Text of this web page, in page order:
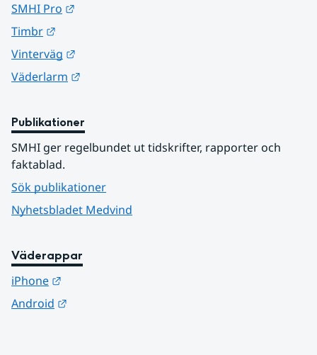
SMHI Pro
Timbr
Vinterväg
Väderlarm
Publikationer
SMHI ger regelbundet ut tidskrifter, rapporter och
faktablad.
Sök publikationer
Nyhetsbladet Medvind
Väderappar
iPhone
Android